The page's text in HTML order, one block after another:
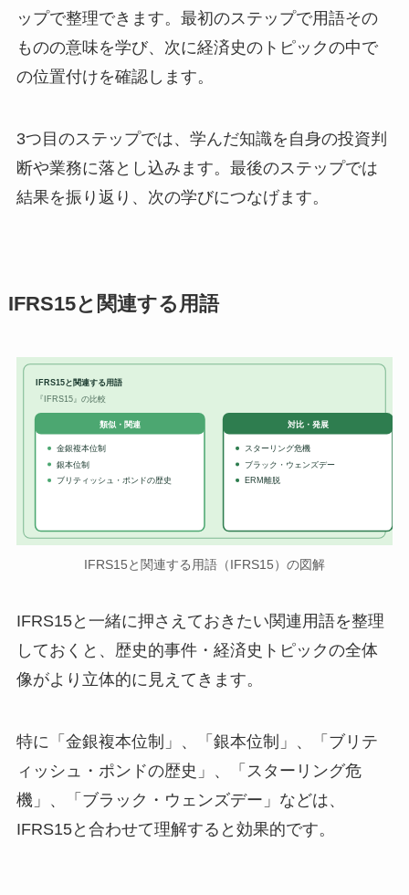
ップで整理できます。最初のステップで用語その
ものの意味を学び、次に経済史のトピックの中で
の位置付けを確認します。
3つ目のステップでは、学んだ知識を自身の投資判
断や業務に落とし込みます。最後のステップでは
結果を振り返り、次の学びにつなげます。
IFRS15と関連する用語
IFRS15と関連する用語
『IFRS15』の比較
類似・関連
金銀複本位制
銀本位制
ブリティッシュ・ポンドの歴史
対比・発展
スターリング危機
ブラック・ウェンズデー
ERM離脱
IFRS15と関連する用語（IFRS15）の図解
IFRS15と一緒に押さえておきたい関連用語を整理
しておくと、歴史的事件・経済史トピックの全体
像がより立体的に見えてきます。
特に「金銀複本位制」、「銀本位制」、「ブリテ
ィッシュ・ポンドの歴史」、「スターリング危
機」、「ブラック・ウェンズデー」などは、
IFRS15と合わせて理解すると効果的です。